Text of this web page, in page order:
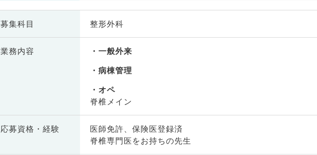
募集科目 整形外科
業務内容
一般外来
病棟管理
オペ
脊椎メイン
応募資格・ 経験
医師免許、保険医登録済
脊椎専門医をお持ちの先生